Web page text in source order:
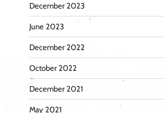
December 2023
June 2023
December 2022
October 2022
December 2021
May 2021